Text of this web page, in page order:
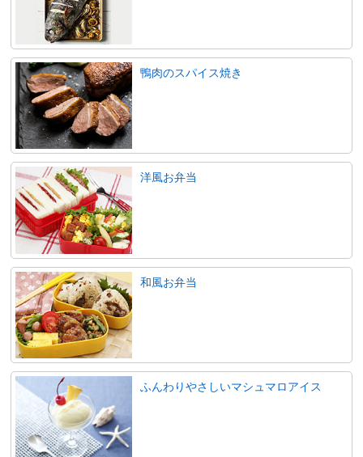
鴨肉のスパイス焼き
洋風お弁当
和風お弁当
ふんわりやさしいマシュマロアイス